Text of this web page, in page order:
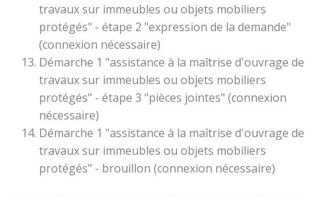
travaux sur immeubles ou objets mobiliers
protégés" - étape 2 "expression de la demande"
(connexion nécessaire)
Démarche 1 "assistance à la maîtrise d'ouvrage de
travaux sur immeubles ou objets mobiliers
protégés" - étape 3 "pièces jointes" (connexion
nécessaire)
Démarche 1 "assistance à la maîtrise d'ouvrage de
travaux sur immeubles ou objets mobiliers
protégés" - brouillon (connexion nécessaire)